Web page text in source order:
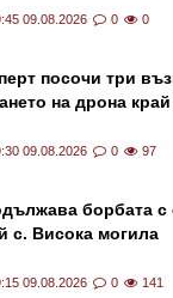
09.08.2026 0 0
посочи три
на дрона
09.08.2026 0 97
борбата с
с. Висока могила
09.08.2026 0 141